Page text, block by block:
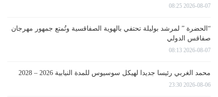
2026-08-07 08:25
“الحضرة ” لمرشد بوليلة تحتفي بالهوية الصفاقسية وتُمتع جمهور مهرجان
صفاقس الدولي
2026-08-07 08:13
محمد الغربي رئيسا جديدا لهيكل سوسيوس للمدة النيابية 2026 – 2028
2026-08-06 23:30